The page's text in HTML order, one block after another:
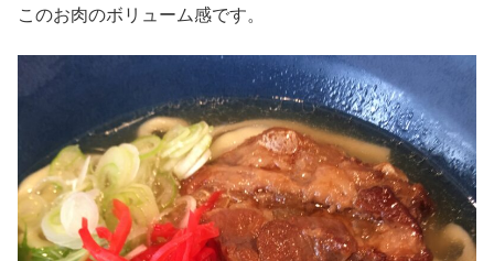
このお肉のボリューム感です。